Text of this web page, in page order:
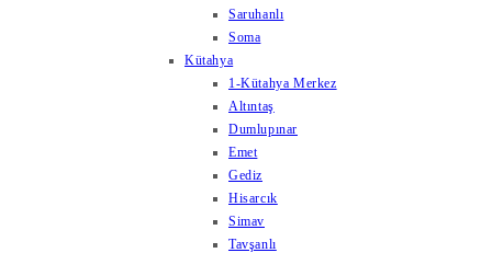
Saruhanlı
Soma
Kütahya
1-Kütahya Merkez
Altıntaş
Dumlupınar
Emet
Gediz
Hisarcık
Simav
Tavşanlı